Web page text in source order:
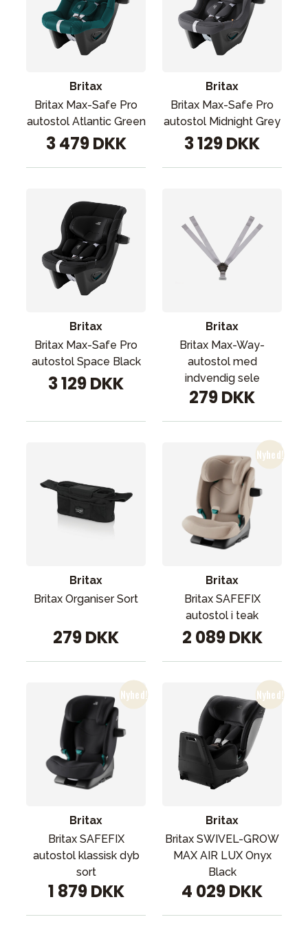
Britax
Britax Max-Safe Pro
autostol Atlantic Green
3 479 DKK
Britax
Britax Max-Safe Pro
autostol Midnight Grey
3 129 DKK
Britax
Britax Max-Safe Pro
autostol Space Black
3 129 DKK
Britax
Britax Max-Way-
autostol med
indvendig sele
279 DKK
Britax
Britax Organiser Sort
279 DKK
Britax
Britax SAFEFIX
autostol i teak
2 089 DKK
Britax
Britax SAFEFIX
autostol klassisk dyb
sort
1 879 DKK
Britax
Britax SWIVEL-GROW
MAX AIR LUX Onyx
Black
4 029 DKK